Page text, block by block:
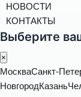
НОВОСТИ
КОНТАКТЫ
Выберите
×
МоскваСанкт-
НовгородКазань